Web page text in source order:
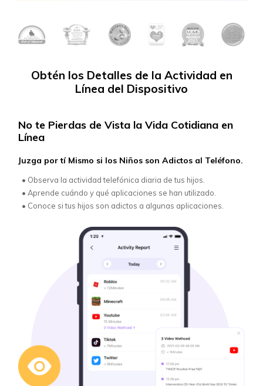
Obtén los Detalles de la Actividad en
Línea del Dispositivo
No te Pierdas de Vista la Vida Cotidiana en
Línea
Juzga por tí Mismo si los Niños son Adictos al Teléfono.
• Observa la actividad telefónica diaria de tus hijos.
•Aprende cuándo y qué aplicaciones se han utilizado.
• Conoce si tus hijos son adictos a algunas aplicaciones.